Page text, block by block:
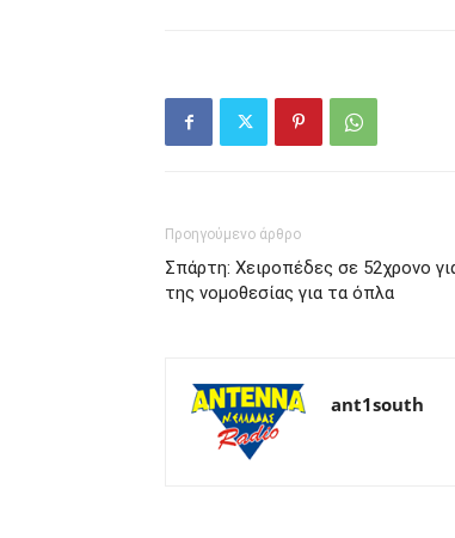
Προηγούμενο άρθρο
Σπάρτη: Χειροπέδες σε 52χρονο
της νομοθεσίας για τα όπλα
ant1south